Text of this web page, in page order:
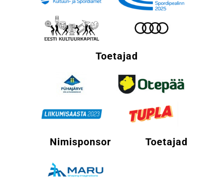
Toetajad
Nimisponsor Toetajad